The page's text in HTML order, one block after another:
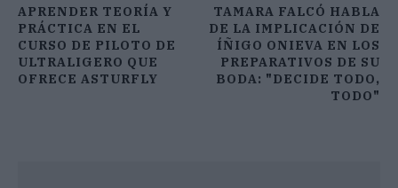
APRENDER TEORÍA Y
PRÁCTICA EN EL
CURSO DE PILOTO DE
ULTRALIGERO QUE
OFRECE ASTURFLY
TAMARA FALCÓ HABLA
DE LA IMPLICACIÓN DE
ÍÑIGO ONIEVA EN LOS
PREPARATIVOS DE SU
BODA: "DECIDE TODO,
TODO"